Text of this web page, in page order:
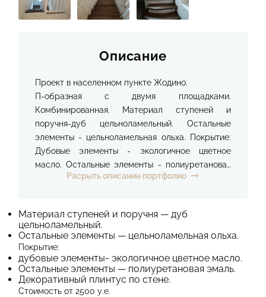
Описание
Проект в населенном пункте Жодино.
П-образная с двумя площадками.
Комбинированная. Материал ступеней и
поручня-дуб цельноламельный. Остальные
элементы - цельноламельная ольха. Покрытие:
Дубовые элементы - экологичное цветное
масло. Остальные элементы - полиуретановая
эмаль. Декоративный плинтус по стене.
Расрыть описание портфолио
Материал ступеней и поручня — дуб
цельноламельный.
Остальные элементы — цельноламельная ольха.
Покрытие:
дубовые элементы- экологичное цветное масло.
Остальные элементы — полиуретановая эмаль.
Декоративный плинтус по стене.
Стоимость от 2500 у.е.